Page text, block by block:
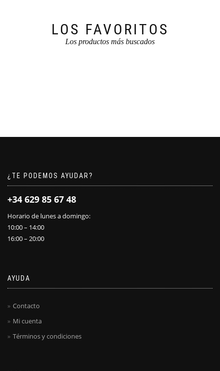
LOS FAVORITOS
Los productos más buscados
¿TE PODEMOS AYUDAR?
+34 629 85 67 48
Horario de lunes a domingo:
10:00 – 14:00
16:00 – 20:00
AYUDA
Contacto
Mi cuenta
Términos y condiciones